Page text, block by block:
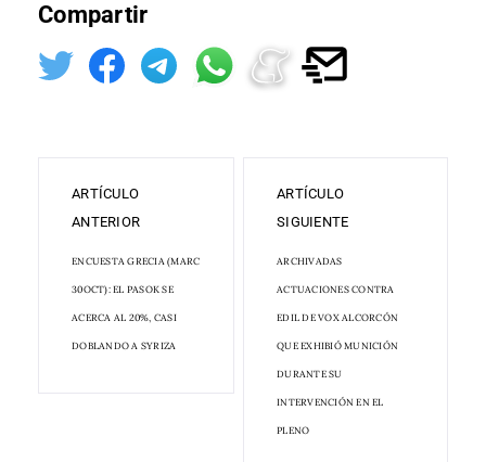
Compartir
ARTÍCULO
ANTERIOR
ENCUESTA GRECIA (MARC
30OCT): EL PASOK SE
ACERCA AL 20%, CASI
DOBLANDO A SYRIZA
ARTÍCULO
SIGUIENTE
ARCHIVADAS
ACTUACIONES CONTRA
EDIL DE VOX ALCORCÓN
QUE EXHIBIÓ MUNICIÓN
DURANTE SU
INTERVENCIÓN EN EL
PLENO